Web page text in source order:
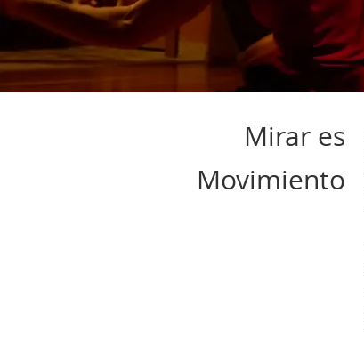
Mirar es
Movimiento